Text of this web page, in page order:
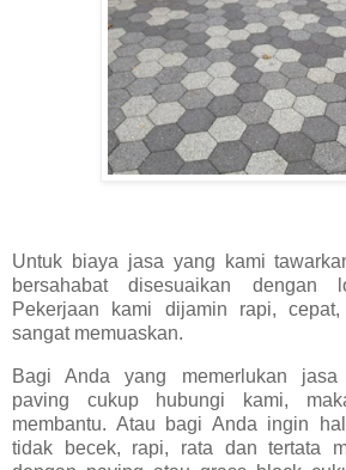
Untuk biaya jasa yang kami
bersahabat disesuaikan dengan
Pekerjaan kami dijamin rapi,
sangat memuaskan.
Bagi Anda yang memerlukan jasa
paving cukup hubungi kami,
membantu. Atau bagi Anda ingin
tidak becek, rapi, rata dan tertata